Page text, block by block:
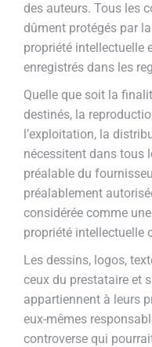
des auteurs. Tous les
dûment protégés par
propriété intellectuelle
enregistrés dans les
Quelle que soit la
destinés, la
l’exploitation, la
nécessitent dans tous
préalable du
préalablement
considérée comme
propriété intellectuelle
Les dessins, logos,
ceux du prestataire et
appartiennent à leurs
eux-mêmes
controverse qui